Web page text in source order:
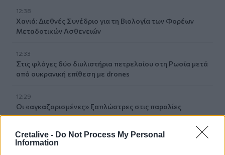
Cretalive - Do Not Process My Personal
Information
12:38
Χανιά: Διεθνές Συνέδριο για τη Βιολογία των Φορέων
Μεταδοτικών Ασθενειών
12:33
Στις φλόγες δύο διυλιστήρια πετρελαίου στη Ρωσία μετά
από ουκρανική επίθεση με drones
12:29
Οι «αγκαζαρισμένες» ξαπλώστρες στις παραλίες
Δήμος Βιάννου: Χιλιάδες επισκέπτες κάθε ηλικίας στην